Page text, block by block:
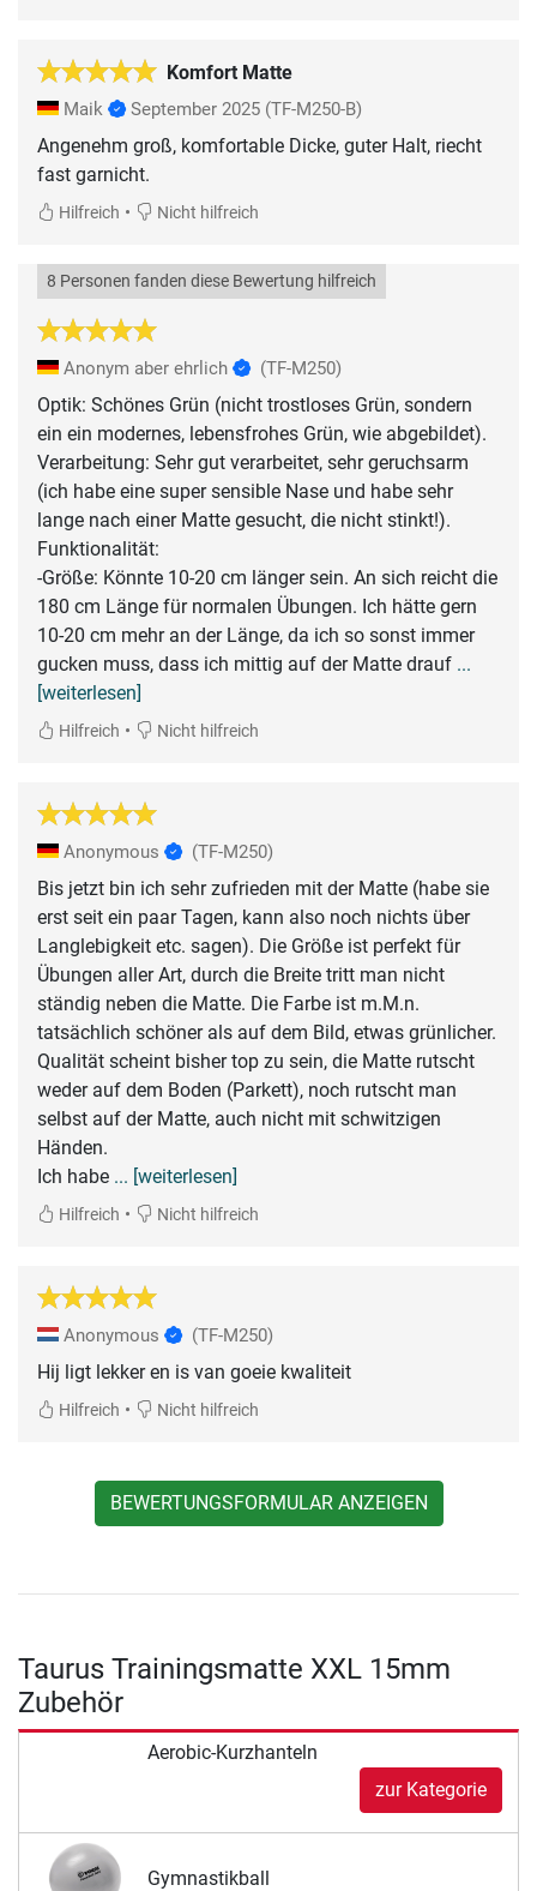
Komfort Matte
Maik September 2025 (TF-M250-B)
Angenehm groß, komfortable Dicke, guter Halt, riecht
fast garnicht.
Hilfreich • Nicht hilfreich
8 Personen fanden diese Bewertung hilfreich
Anonym aber ehrlich (TF-M250)
Optik: Schönes Grün (nicht trostloses Grün, sondern
ein ein modernes, lebensfrohes Grün, wie abgebildet).
Verarbeitung: Sehr gut verarbeitet, sehr geruchsarm
(ich habe eine super sensible Nase und habe sehr
lange nach einer Matte gesucht, die nicht stinkt!).
Funktionalität:
-Größe: Könnte 10-20 cm länger sein. An sich reicht die
180 cm Länge für normalen Übungen. Ich hätte gern
10-20 cm mehr an der Länge, da ich so sonst immer
gucken muss, dass ich mittig auf der Matte drauf ...
[weiterlesen]
Hilfreich • Nicht hilfreich
Anonymous (TF-M250)
Bis jetzt bin ich sehr zufrieden mit der Matte (habe sie
erst seit ein paar Tagen, kann also noch nichts über
Langlebigkeit etc. sagen). Die Größe ist perfekt für
Übungen aller Art, durch die Breite tritt man nicht
ständig neben die Matte. Die Farbe ist m.M.n.
tatsächlich schöner als auf dem Bild, etwas grünlicher.
Qualität scheint bisher top zu sein, die Matte rutscht
weder auf dem Boden (Parkett), noch rutscht man
selbst auf der Matte, auch nicht mit schwitzigen
Händen.
Ich habe ... [weiterlesen]
Hilfreich • Nicht hilfreich
Anonymous (TF-M250)
Hij ligt lekker en is van goeie kwaliteit
Hilfreich • Nicht hilfreich
BEWERTUNGSFORMULAR ANZEIGEN
Taurus Trainingsmatte XXL 15mm
Zubehör
Aerobic-Kurzhanteln
zur Kategorie
Gymnastikball